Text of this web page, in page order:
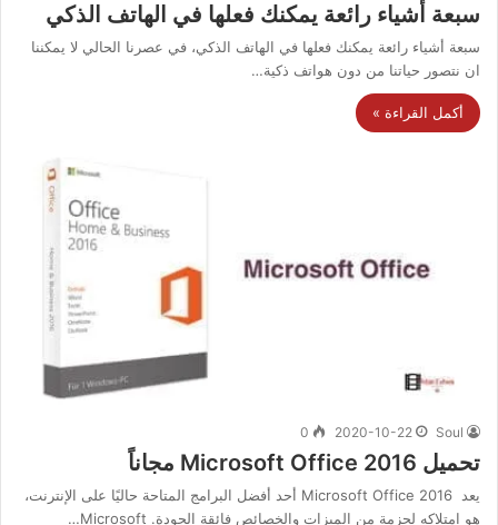
سبعة أشياء رائعة يمكنك فعلها في الهاتف الذكي
سبعة أشياء رائعة يمكنك فعلها في الهاتف الذكي، في عصرنا الحالي لا يمكننا
ان نتصور حياتنا من دون هواتف ذكية…
أكمل القراءة »
Soul
2020-10-22
0
تحميل Microsoft Office 2016 مجاناً
يعد Microsoft Office 2016 أحد أفضل البرامج المتاحة حاليًا على الإنترنت،
هو امتلاكه لحزمة من الميزات والخصائص فائقة الجودة. Microsoft…